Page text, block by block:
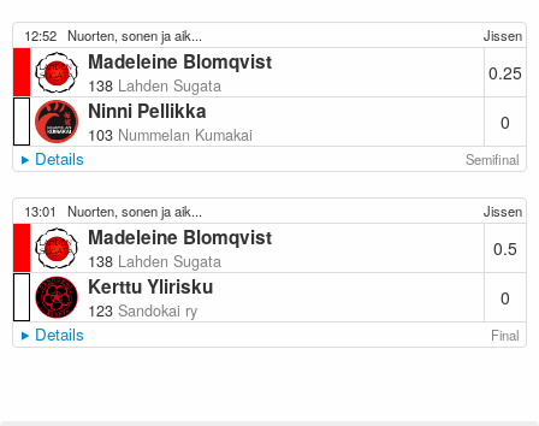
12:52 Nuorten, sonen ja aik... Jissen
Madeleine Blomqvist
138 Lahden Sugata
0.25
Ninni Pellikka
103 Nummelan Kumakai
0
Details Semifinal
13:01 Nuorten, sonen ja aik... Jissen
Madeleine Blomqvist
138 Lahden Sugata
0.5
Kerttu Ylirisku
123 Sandokai ry
0
Details Final